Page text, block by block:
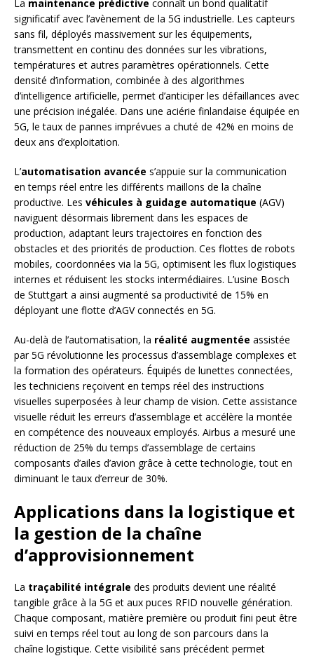
La maintenance prédictive connaît un bond qualitatif
significatif avec l’avènement de la 5G industrielle. Les capteurs
sans fil, déployés massivement sur les équipements,
transmettent en continu des données sur les vibrations,
températures et autres paramètres opérationnels. Cette
densité d’information, combinée à des algorithmes
d’intelligence artificielle, permet d’anticiper les défaillances avec
une précision inégalée. Dans une aciérie finlandaise équipée en
5G, le taux de pannes imprévues a chuté de 42% en moins de
deux ans d’exploitation.
L’automatisation avancée s’appuie sur la communication
en temps réel entre les différents maillons de la chaîne
productive. Les véhicules à guidage automatique (AGV)
naviguent désormais librement dans les espaces de
production, adaptant leurs trajectoires en fonction des
obstacles et des priorités de production. Ces flottes de robots
mobiles, coordonnées via la 5G, optimisent les flux logistiques
internes et réduisent les stocks intermédiaires. L’usine Bosch
de Stuttgart a ainsi augmenté sa productivité de 15% en
déployant une flotte d’AGV connectés en 5G.
Au-delà de l’automatisation, la réalité augmentée assistée
par 5G révolutionne les processus d’assemblage complexes et
la formation des opérateurs. Équipés de lunettes connectées,
les techniciens reçoivent en temps réel des instructions
visuelles superposées à leur champ de vision. Cette assistance
visuelle réduit les erreurs d’assemblage et accélère la montée
en compétence des nouveaux employés. Airbus a mesuré une
réduction de 25% du temps d’assemblage de certains
composants d’ailes d’avion grâce à cette technologie, tout en
diminuant le taux d’erreur de 30%.
Applications dans la logistique et
la gestion de la chaîne
d’approvisionnement
La traçabilité intégrale des produits devient une réalité
tangible grâce à la 5G et aux puces RFID nouvelle génération.
Chaque composant, matière première ou produit fini peut être
suivi en temps réel tout au long de son parcours dans la
chaîne logistique. Cette visibilité sans précédent permet